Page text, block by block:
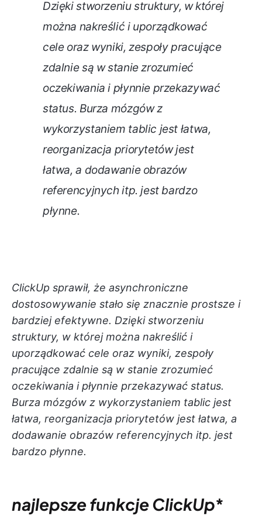
Dzięki stworzeniu struktury, w której
można nakreślić i uporządkować
cele oraz wyniki, zespoły pracujące
zdalnie są w stanie zrozumieć
oczekiwania i płynnie przekazywać
status. Burza mózgów z
wykorzystaniem tablic jest łatwa,
reorganizacja priorytetów jest
łatwa, a dodawanie obrazów
referencyjnych itp. jest bardzo
płynne.
ClickUp sprawił, że asynchroniczne
dostosowywanie stało się znacznie prostsze i
bardziej efektywne. Dzięki stworzeniu
struktury, w której można nakreślić i
uporządkować cele oraz wyniki, zespoły
pracujące zdalnie są w stanie zrozumieć
oczekiwania i płynnie przekazywać status.
Burza mózgów z wykorzystaniem tablic jest
łatwa, reorganizacja priorytetów jest łatwa, a
dodawanie obrazów referencyjnych itp. jest
bardzo płynne.
najlepsze funkcje ClickUp*